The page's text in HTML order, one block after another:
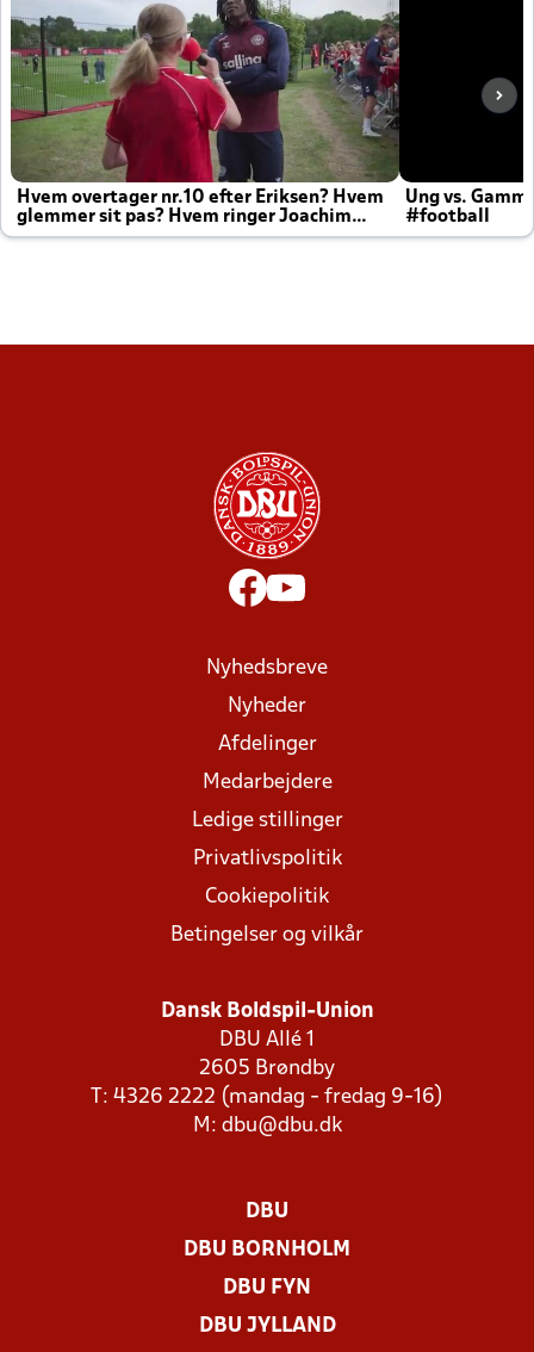
Hvem overtager nr.10 efter Eriksen? Hvem
glemmer sit pas? Hvem ringer Joachim
altid til efter kampe?
Ung vs.
#football
Nyhedsbreve
Nyheder
Afdelinger
Medarbejdere
Ledige stillinger
Privatlivspolitik
Cookiepolitik
Betingelser og vilkår
Dansk Boldspil-Union
DBU Allé 1
2605 Brøndby
T: 4326 2222 (mandag - fredag 9-16)
M: dbu@dbu.dk
DBU
DBU BORNHOLM
DBU FYN
DBU JYLLAND